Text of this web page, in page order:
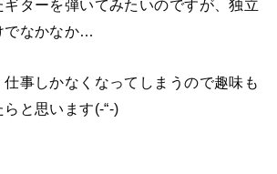
ターを弾いてみたいのですが、独立
でなかなか…
仕事しかなくなってしまうので趣味も
と思います(-“-)